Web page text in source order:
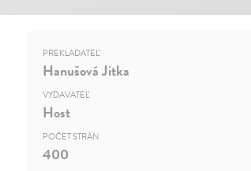
PREKLADATEĽ
Hanušová Jitka
VYDAVATEĽ
Host
POČET STRÁN
400